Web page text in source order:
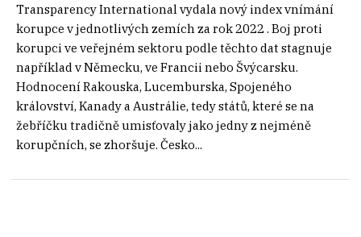
Transparency International vydala nový index vnímání
korupce v jednotlivých zemích za rok 2022 . Boj proti
korupci ve veřejném sektoru podle těchto dat stagnuje
například v Německu, ve Francii nebo Švýcarsku.
Hodnocení Rakouska, Lucemburska, Spojeného
království, Kanady a Austrálie, tedy států, které se na
žebříčku tradičně umisťovaly jako jedny z nejméně
korupčních, se zhoršuje. Česko...